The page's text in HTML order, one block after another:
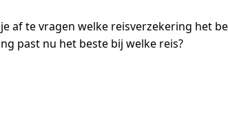
af te vragen welke reisverzekering het
past nu het beste bij welke reis?